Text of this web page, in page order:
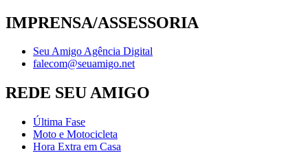
IMPRENSA/ASSESSORIA
Seu Amigo Agência Digital
falecom@seuamigo.net
REDE SEU AMIGO
Última Fase
Moto e Motocicleta
Hora Extra em Casa